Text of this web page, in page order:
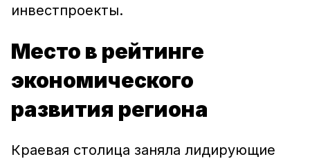
инвестпроекты.
Место в рейтинге
экономического
развития региона
Краевая столица заняла лидирующие